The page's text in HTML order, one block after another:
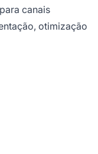
canais
otimização